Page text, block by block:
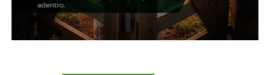
com previsão de arrecadar R$ 14,5 bilhões em
investimentos no setor. Outros R$ 23 bilhões são
previstos por meio das renovações e prorrogações